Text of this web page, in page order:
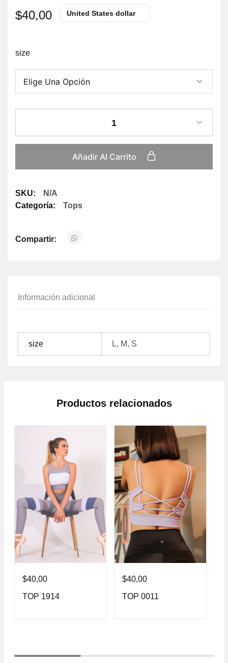
$40,00 United States dollar
size
1
Añadir Al Carrito
SKU:
N/A
Categoría:
Tops
Compartir:
Información adicional
size L, M, S
Productos relacionados
$40,00
TOP 1914
$40,00
TOP 0011